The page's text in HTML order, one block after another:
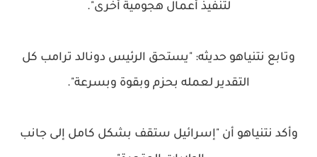
لتنفيذ أعمال هجومية أخرى".
وتابع نتنياهو حديثه: "يستحق الرئيس دونالد ترامب كل
التقدير لعمله بحزم وبقوة وبسرعة".
وأكد نتنياهو أن "إسرائيل ستقف بشكل كامل إلى جانب